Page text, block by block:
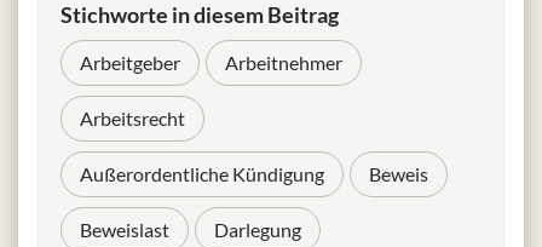
Stichworte in diesem Beitrag
Arbeitgeber Arbeitnehmer
Arbeitsrecht
Außerordentliche Kündigung Beweis
Beweislast Darlegung